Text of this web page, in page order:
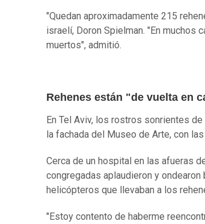
"Quedan aproximadamente 215
israelí, Doron Spielman. "En
muertos", admitió.
Rehenes están "de vuelta en
En Tel Aviv, los rostros sonrientes
la fachada del Museo de Arte, con
Cerca de un hospital en las afueras
congregadas aplaudieron y
helicópteros que llevaban a los
"Estoy contento de haberme